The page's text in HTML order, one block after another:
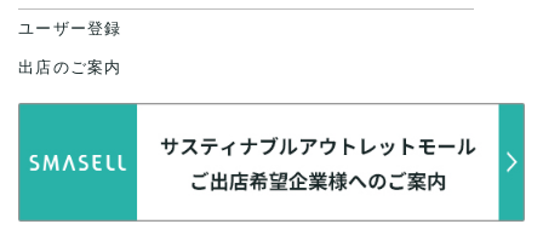
ユーザー登録
出店のご案内